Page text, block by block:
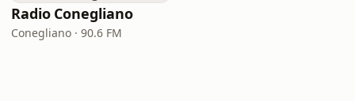
Radio Conegliano
Conegliano · 90.6 FM